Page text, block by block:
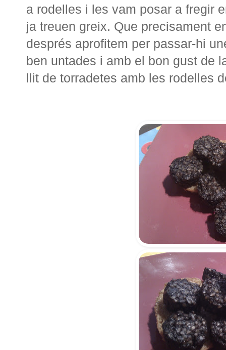
a rodelles i les vam posar a fregir
ja treuen greix. Que precisament
després aprofitem per passar-hi
ben untades i amb el bon gust de
llit de torradetes amb les rodelles